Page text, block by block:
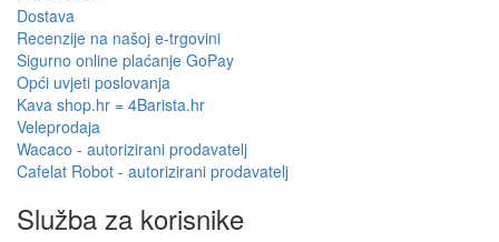
Dostava
Recenzije na našoj e-trgovini
Sigurno online plaćanje GoPay
Opći uvjeti poslovanja
Kava shop.hr = 4Barista.hr
Veleprodaja
Wacaco - autorizirani prodavatelj
Cafelat Robot - autorizirani prodavatelj
Služba za korisnike